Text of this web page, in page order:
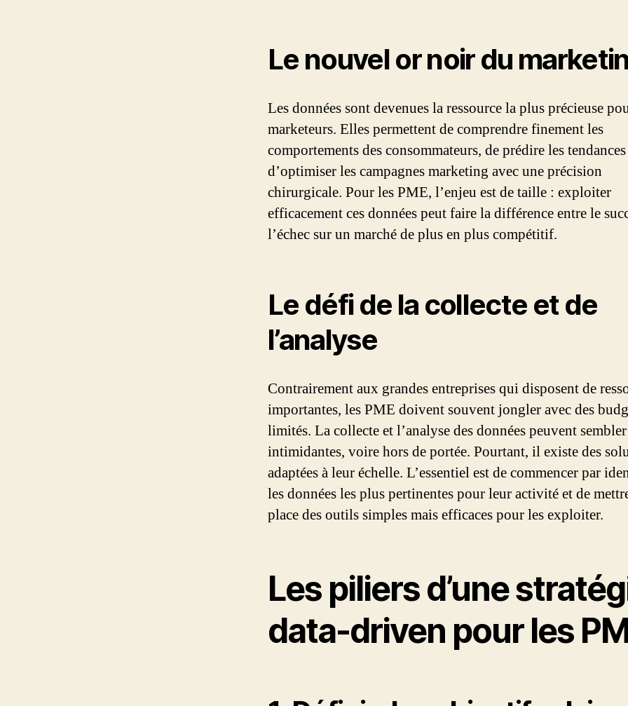
Le nouvel or noir du
Les données sont devenues la ressource la plus précieuse
marketeurs. Elles permettent de comprendre finement les
comportements des consommateurs, de prédire les
d’optimiser les campagnes marketing avec une précision
chirurgicale. Pour les PME, l’enjeu est de taille : exploiter
efficacement ces données peut faire la différence entre le
l’échec sur un marché de plus en plus compétitif.
Le défi de la collecte et de
l’analyse
Contrairement aux grandes entreprises qui disposent de
importantes, les PME doivent souvent jongler avec des
limités. La collecte et l’analyse des données peuvent sembler
intimidantes, voire hors de portée. Pourtant, il existe des
adaptées à leur échelle. L’essentiel est de commencer par
les données les plus pertinentes pour leur activité et de
place des outils simples mais efficaces pour les exploiter.
Les piliers d’une
data-driven pour les